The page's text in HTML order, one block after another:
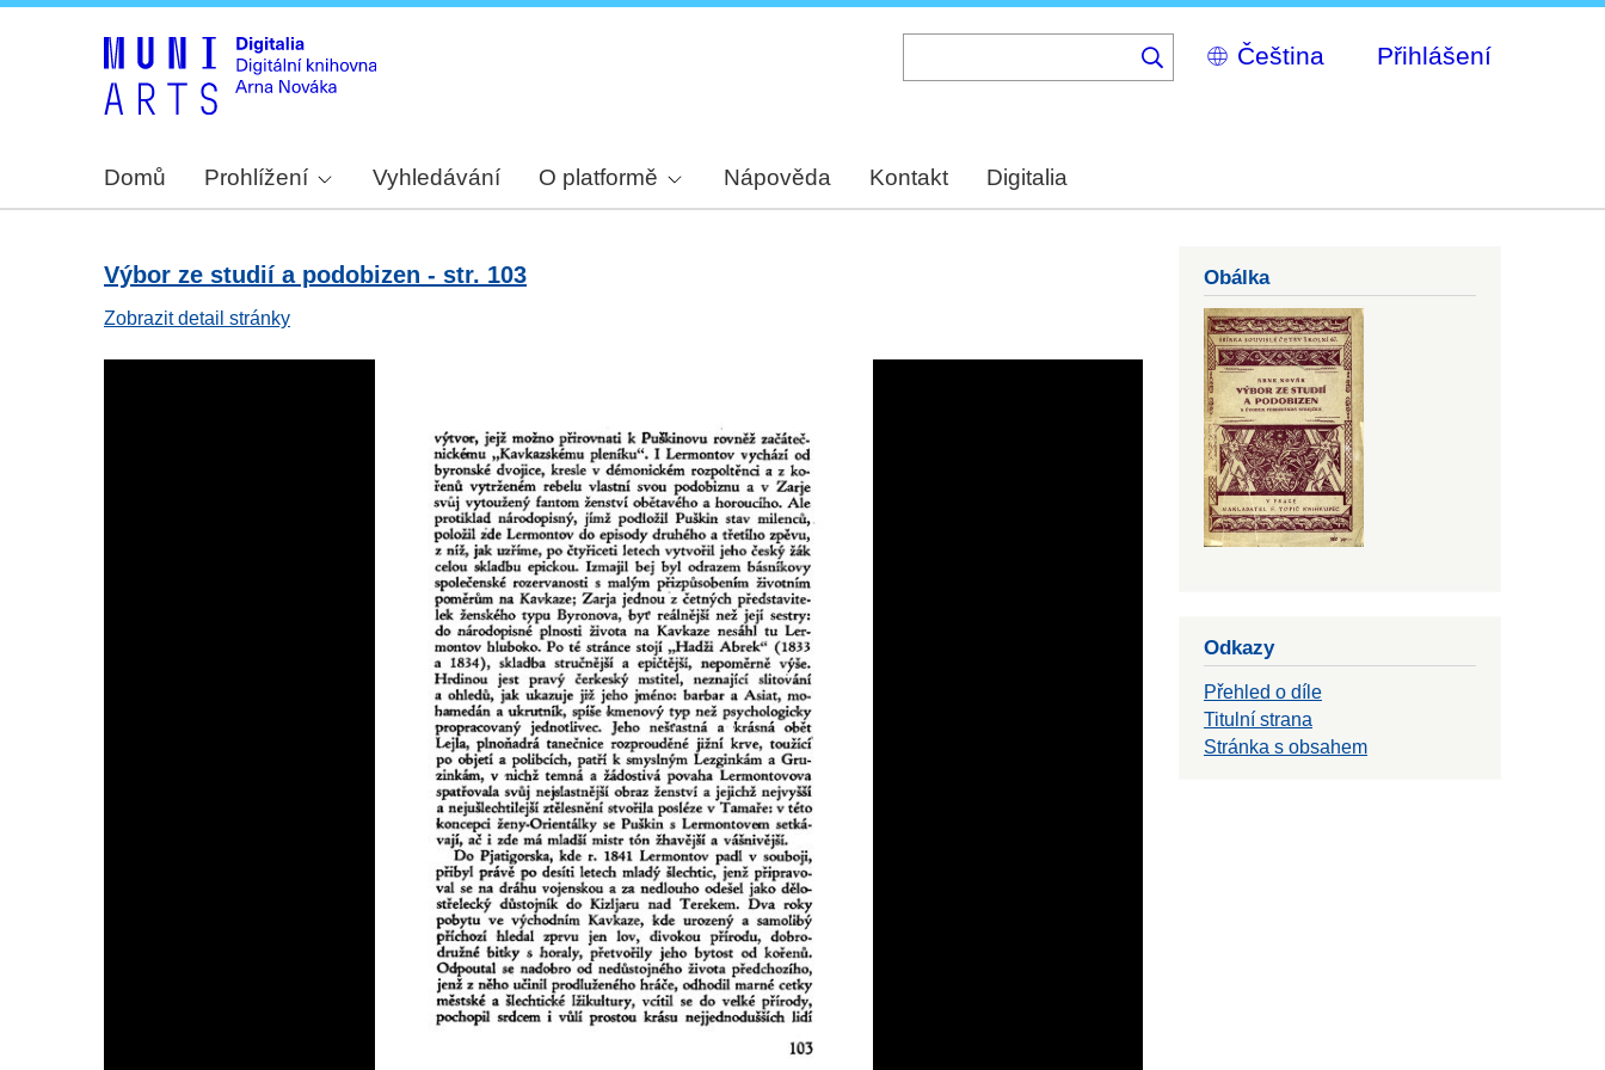
Select
your
Přihlášení
Domů Prohlížení Vyhledávání O platformě Nápověda Kontakt Digitalia
Výbor ze studií a podobizen - str. 103
Zobrazit detail stránky
Obálka
Odkazy
Přehled o díle
Titulní strana
Stránka s obsahem